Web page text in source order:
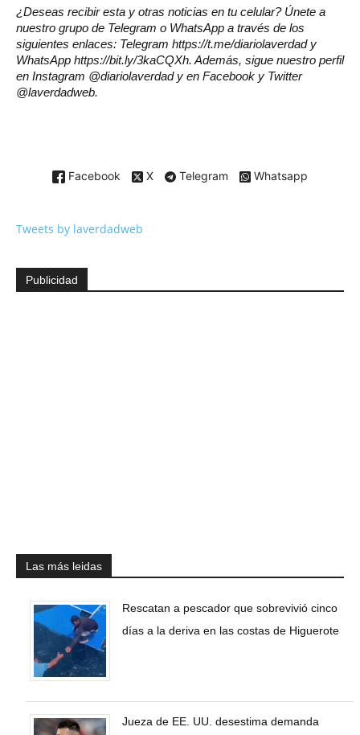
¿Deseas recibir esta y otras noticias en tu celular? Únete a
nuestro grupo de Telegram o WhatsApp a través de los
siguientes enlaces: Telegram https://t.me/diariolaverdad y
WhatsApp https://bit.ly/3kaCQXh. Además, sigue nuestro perfil
en Instagram @diariolaverdad y en Facebook y Twitter
@laverdadweb.
Facebook X Telegram Whatsapp
Tweets by laverdadweb
Publicidad
Las más leidas
Rescatan a pescador que sobrevivió cinco
días a la deriva en las costas de Higuerote
Jueza de EE. UU. desestima demanda